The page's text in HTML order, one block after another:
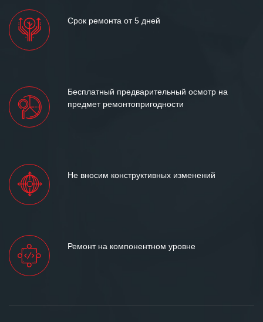
Срок ремонта от 5 дней
Бесплатный предварительный осмотр на
предмет ремонтопригодности
Не вносим конструктивных изменений
Ремонт на компонентном уровне